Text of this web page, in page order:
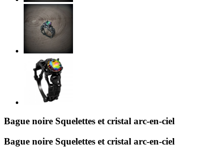
Bague noire Squelettes et cristal arc-en-ciel
Bague noire Squelettes et cristal arc-en-ciel